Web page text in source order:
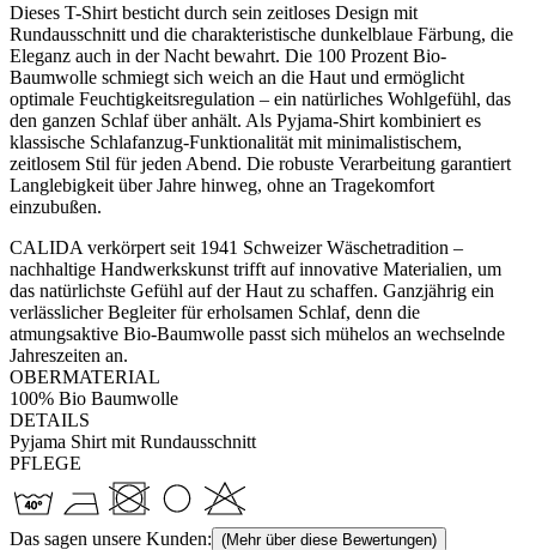
Dieses T-Shirt besticht durch sein zeitloses Design mit
Rundausschnitt und die charakteristische dunkelblaue Färbung, die
Eleganz auch in der Nacht bewahrt. Die 100 Prozent Bio-
Baumwolle schmiegt sich weich an die Haut und ermöglicht
optimale Feuchtigkeitsregulation – ein natürliches Wohlgefühl, das
den ganzen Schlaf über anhält. Als Pyjama-Shirt kombiniert es
klassische Schlafanzug-Funktionalität mit minimalistischem,
zeitlosem Stil für jeden Abend. Die robuste Verarbeitung garantiert
Langlebigkeit über Jahre hinweg, ohne an Tragekomfort
einzubußen.
CALIDA verkörpert seit 1941 Schweizer Wäschetradition –
nachhaltige Handwerkskunst trifft auf innovative Materialien, um
das natürlichste Gefühl auf der Haut zu schaffen. Ganzjährig ein
verlässlicher Begleiter für erholsamen Schlaf, denn die
atmungsaktive Bio-Baumwolle passt sich mühelos an wechselnde
Jahreszeiten an.
OBERMATERIAL
100% Bio Baumwolle
DETAILS
Pyjama Shirt mit Rundausschnitt
PFLEGE
Das sagen unsere Kunden: (Mehr über diese Bewertungen)